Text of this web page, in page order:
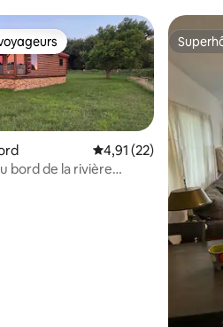
Évaluation moyenne
4,91 (22)
bord de la rivière